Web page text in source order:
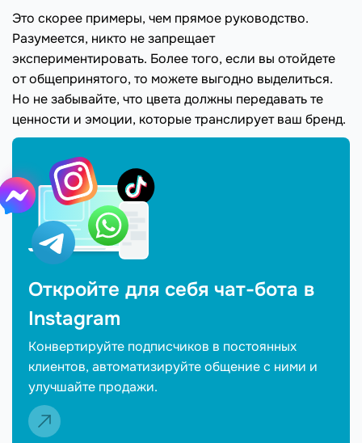
Это скорее примеры, чем прямое руководство.
Разумеется, никто не запрещает
экспериментировать. Более того, если вы отойдете
от общепринятого, то можете выгодно выделиться.
Но не забывайте, что цвета должны передавать те
ценности и эмоции, которые транслирует ваш бренд.
Откройте для себя чат-бота в
Іnstagram
Конвертируйте подписчиков в постоянных
клиентов, автоматизируйте общение с ними и
улучшайте продажи.